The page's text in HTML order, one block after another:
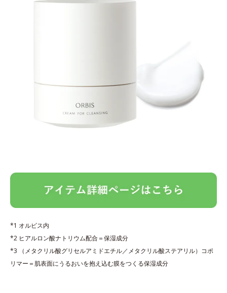
*1 オルビス内
*2 ヒアルロン酸ナトリウム配合＝保湿成分
*3 （メタクリル酸グリセルアミドエチル／メタクリル酸ステアリル）コポ
リマー＝肌表面にうるおいを抱え込む膜をつくる保湿成分